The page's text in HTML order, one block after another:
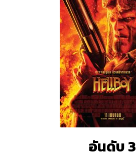
อันดับ 3